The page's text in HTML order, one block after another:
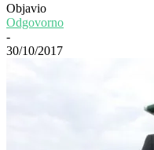
Objavio
Odgovorno
-
30/10/2017